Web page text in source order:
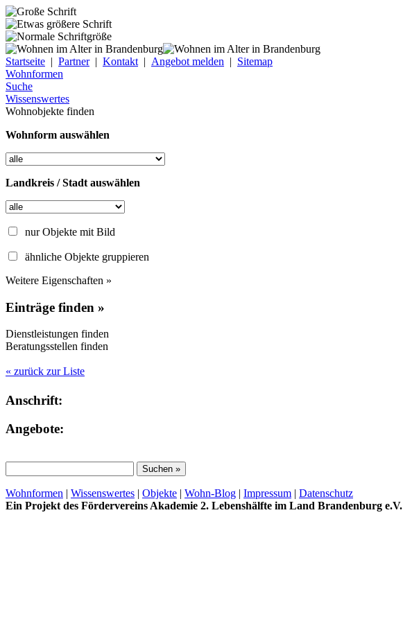
Startseite | Partner| Kontakt | Angebot melden | Sitemap
Wohnformen
Suche
Wissenswertes
Wohnobjekte finden
Wohnform auswählen
Landkreis / Stadt auswählen
nur Objekte mit Bild
ähnliche Objekte gruppieren
Weitere Eigenschaften »
Einträge finden »
Dienstleistungen finden
Beratungsstellen finden
« zurück zur Liste
Anschrift:
Angebote:
Wohnformen | Wissenswertes | Objekte | Wohn-Blog | Impressum | Datenschutz
Ein Projekt des Fördervereins Akademie 2. Lebenshälfte im Land Brandenburg e.V.